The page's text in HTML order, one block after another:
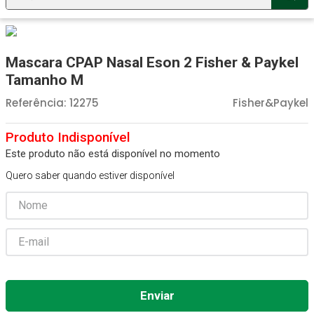
Mascara CPAP Nasal Eson 2 Fisher & Paykel
Tamanho M
Fisher&Paykel
Referência: 12275
Este produto não está disponível no momento
Quero saber quando estiver disponível
2º Fralda Geriatrica
3º Luva Latex
4º Estetoscopio Littmann
5º Littmann
6 º Absorvente Geriatrico
Gaze Esteril
8º Aparelho Pressão
9º